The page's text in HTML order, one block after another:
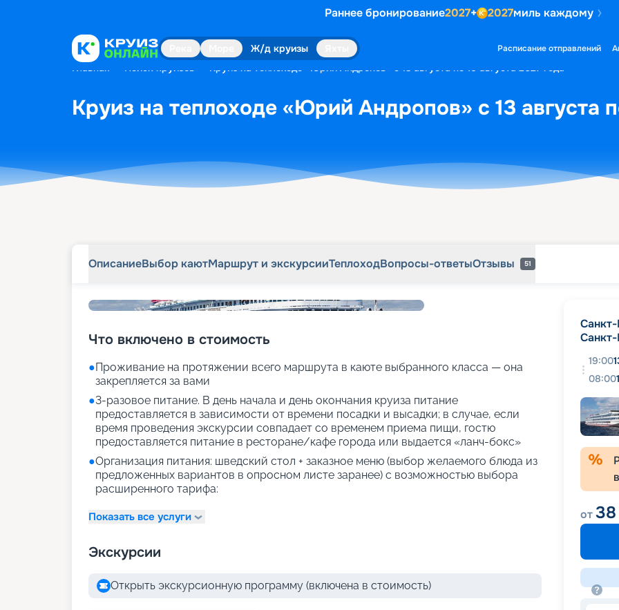
Раннее бронирование2027+ 2027миль каждому
Ж/д круизы Расписание отправлений
Главная Поиск круизов Круиз на теплоходе «Юрий Андропов» с 13 августа по 16 августа 2027 года
Круиз на теплоходе «Юрий Андропов» с 13 августа
ОписаниеВыбор каютМаршрут и экскурсииТеплоходВопросы-ответыОтзывы 51
Что включено в стоимость
●Проживание на протяжении всего маршрута в каюте выбранного класса — она
закрепляется за вами
●3-разовое питание. В день начала и день окончания круиза питание
предоставляется в зависимости от времени посадки и высадки; в случае, если
время проведения экскурсии совпадает со временем приема пищи, гостю
предоставляется питание в ресторане/кафе города или выдается «ланч-бокс»
●Организация питания: шведский стол + заказное меню (выбор желаемого блюда из
предложенных вариантов в опросном листе заранее) с возможностью выбора
расширенного тарифа:
Показать все услуги
Экскурсии
Открыть экскурсионную программу (включена в стоимость)
19:00
08:00
от